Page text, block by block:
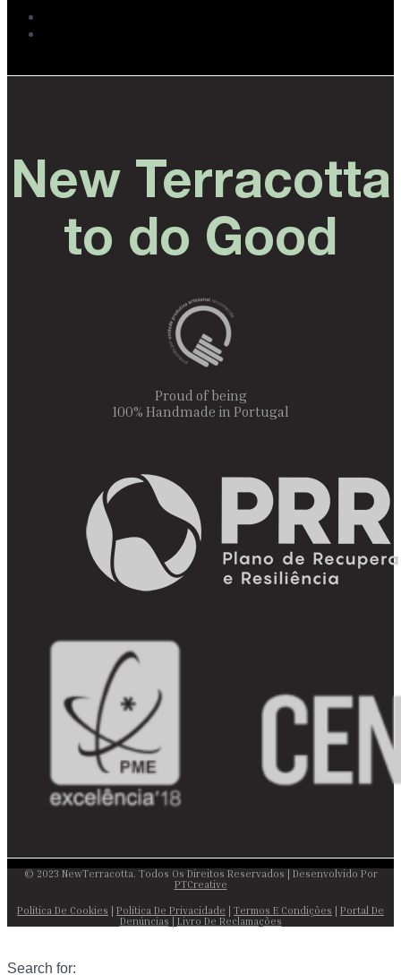
New Terracotta
to do Good
Proud of being
100% Handmade in Portugal
© 2023 NewTerracotta. Todos Os Direitos Reservados | Desenvolvido Por
PTCreative
Política De Cookies | Política De Privacidade | Termos E Condições | Portal De
Denúncias | Livro De Reclamações
Search for: